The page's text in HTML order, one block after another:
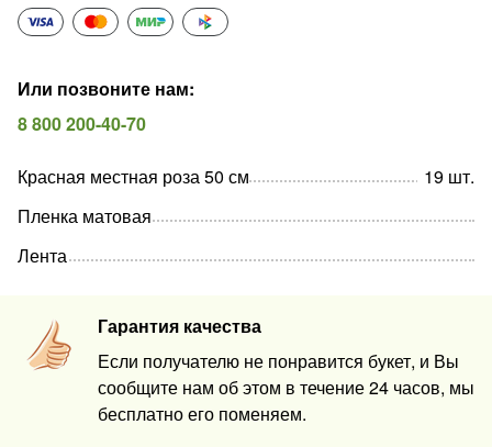
Или позвоните нам:
8 800 200-40-70
Гарантия качества
Если получателю не понравится букет, и Вы
сообщите нам об этом в течение 24 часов, мы
бесплатно его поменяем.
Красная местная роза 50 см 19 шт.
Пленка матовая
Лента